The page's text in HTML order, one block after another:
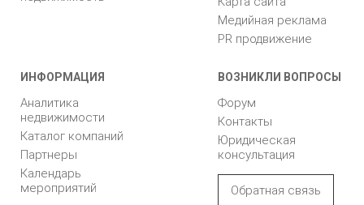
Медийная реклама
PR продвижение
ИНФОРМАЦИЯ
Аналитика
недвижимости
Каталог компаний
Партнеры
Календарь
мероприятий
ВОЗНИКЛИ ВОПРОСЫ
Форум
Контакты
Юридическая
консультация
Обратная связь